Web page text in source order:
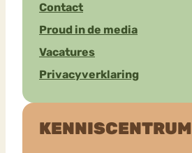
Contact
Proud in de media
Vacatures
Privacyverklaring
KENNISCENTRUM